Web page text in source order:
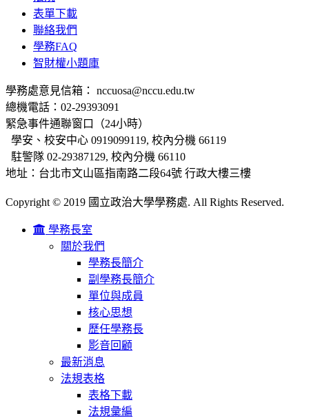
表單下載
聯絡我們
學務FAQ
智財權小題庫
學務處意見信箱： nccuosa@nccu.edu.tw
總機電話：02-29393091
緊急事件通聯窗口（24小時）
學安、校安中心 0919099119, 校內分機 66119
駐警隊 02-29387129, 校內分機 66110
地址：台北市文山區指南路二段64號 行政大樓三樓
Copyright © 2019 國立政治大學學務處. All Rights Reserved.
學務長室
關於我們
學務長簡介
副學務長簡介
單位與成員
核心思想
歷任學務長
影音回顧
最新消息
法規表格
表格下載
法規彙編